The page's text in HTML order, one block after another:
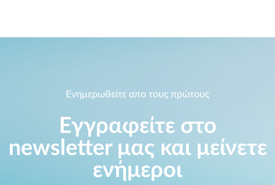
Ενημερωθείτε απο τους πρώτους
Εγγραφείτε στο
newsletter μας και μείνετε
ενήμεροι